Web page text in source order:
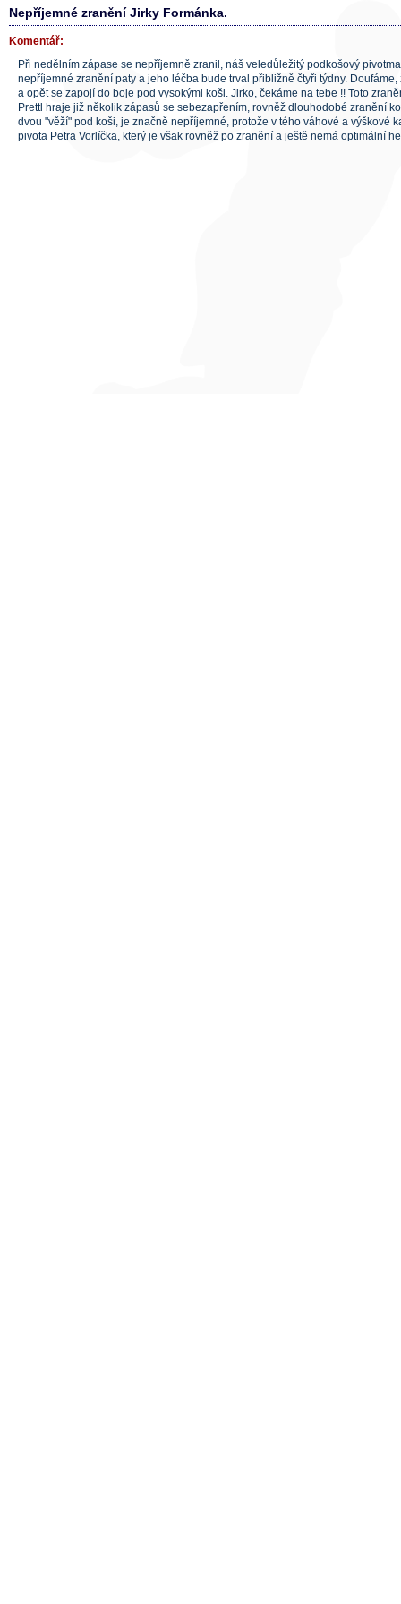
Nepříjemné zranění Jirky Formánka.
Komentář:
Při nedělním zápase se nepříjemně zranil, náš veledůležitý podkošový
nepříjemné zranění paty a jeho léčba bude trval přibližně čtyři týdny.
a opět se zapojí do boje pod vysokými koši. Jirko, čekáme na tebe !! Toto
Prettl hraje již několik zápasů se sebezapřením, rovněž dlouhodobé zranění
dvou "věží" pod koši, je značně nepříjemné, protože v tého váhové a výškové
pivota Petra Vorlíčka, který je však rovněž po zranění a ještě nemá optimální